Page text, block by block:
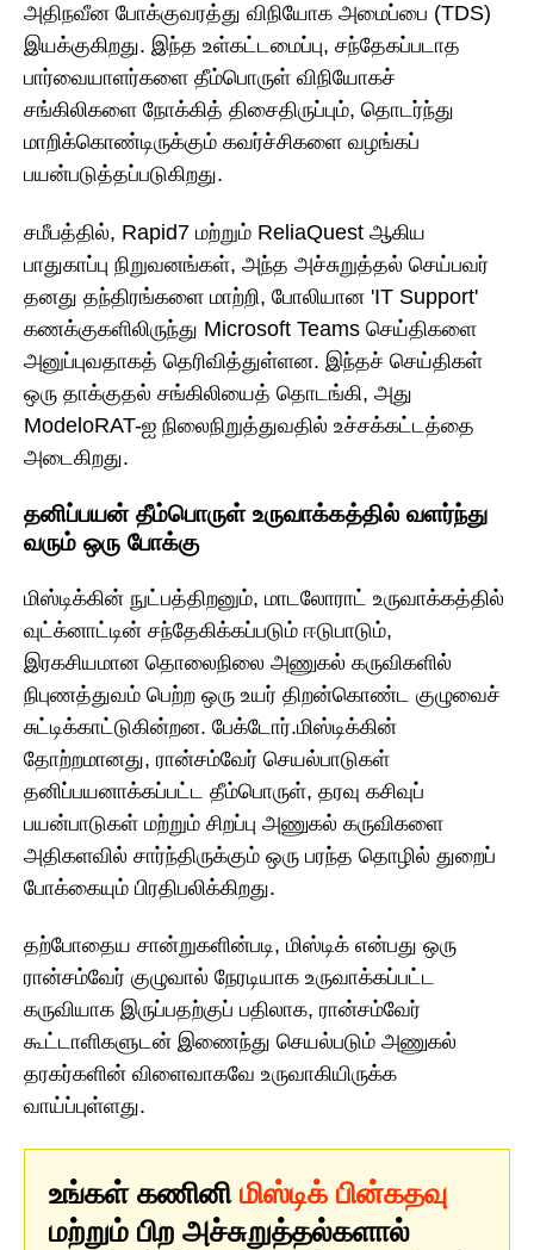
அதிநவீன போக்குவரத்து விநியோக அமைப்பை (TDS)
இயக்குகிறது. இந்த உள்கட்டமைப்பு, சந்தேகப்படாத
பார்வையாளர்களை தீம்பொருள் விநியோகச்
சங்கிலிகளை நோக்கித் திசைதிருப்பும், தொடர்ந்து
மாறிக்கொண்டிருக்கும் கவர்ச்சிகளை வழங்கப்
பயன்படுத்தப்படுகிறது.
சமீபத்தில், Rapid7 மற்றும் ReliaQuest ஆகிய
பாதுகாப்பு நிறுவனங்கள், அந்த அச்சுறுத்தல் செய்பவர்
தனது தந்திரங்களை மாற்றி, போலியான 'IT Support'
கணக்குகளிலிருந்து Microsoft Teams செய்திகளை
அனுப்புவதாகத் தெரிவித்துள்ளன. இந்தச் செய்திகள்
ஒரு தாக்குதல் சங்கிலியைத் தொடங்கி, அது
ModeloRAT-ஐ நிலைநிறுத்துவதில் உச்சக்கட்டத்தை
அடைகிறது.
தனிப்பயன் தீம்பொருள் உருவாக்கத்தில் வளர்ந்து
வரும் ஒரு போக்கு
மிஸ்டிக்கின் நுட்பத்திறனும், மாடலோராட் உருவாக்கத்தில்
வுட்க்னாட்டின் சந்தேகிக்கப்படும் ஈடுபாடும்,
இரகசியமான தொலைநிலை அணுகல் கருவிகளில்
நிபுணத்துவம் பெற்ற ஒரு உயர் திறன்கொண்ட குழுவைச்
சுட்டிக்காட்டுகின்றன. பேக்டோர்.மிஸ்டிக்கின்
தோற்றமானது, ரான்சம்வேர் செயல்பாடுகள்
தனிப்பயனாக்கப்பட்ட தீம்பொருள், தரவு கசிவுப்
பயன்பாடுகள் மற்றும் சிறப்பு அணுகல் கருவிகளை
அதிகளவில் சார்ந்திருக்கும் ஒரு பரந்த தொழில் துறைப்
போக்கையும் பிரதிபலிக்கிறது.
தற்போதைய சான்றுகளின்படி, மிஸ்டிக் என்பது ஒரு
ரான்சம்வேர் குழுவால் நேரடியாக உருவாக்கப்பட்ட
கருவியாக இருப்பதற்குப் பதிலாக, ரான்சம்வேர்
கூட்டாளிகளுடன் இணைந்து செயல்படும் அணுகல்
தரகர்களின் விளைவாகவே உருவாகியிருக்க
வாய்ப்புள்ளது.
உங்கள் கணினி மிஸ்டிக் பின்கதவு
மற்றும் பிற அச்சுறுத்தல்களால்